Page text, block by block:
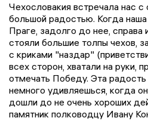
Чехословакия встречала нас
большой радостью. Когда
Праге, задолго до нее, справа
стояли большие толпы чехов,
с криками "наздар"
всех сторон, хватали на руки,
отмечать Победу. Эта
немного удивляешься, когда
дошли до не очень хороших
памятник полководцу Ивану